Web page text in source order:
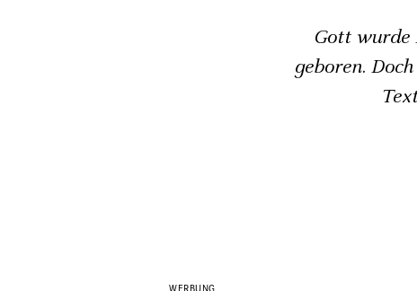
Gott wurde
geboren.